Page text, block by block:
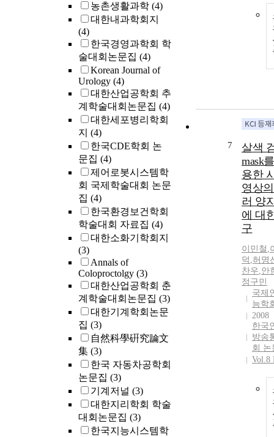
농촌생활과학 (4)
대한내과학회지
(4)
한국경영과학회 학
술대회논문집 (4)
Korean Journal of
Urology (4)
대한산업공학회 추
계학술대회논문집 (4)
대한세포병리학회
지 (4)
한국CDE학회 논
문집 (4)
제어로봇시스템학
회 국제학술대회 논문
집 (4)
한국환경보건학회
학술대회 자료집 (4)
대한소화기학회지
(3)
Annals of
Coloproctolgy (3)
대한산업공학회 춘
계학술대회논문집 (3)
대한기계학회논문
집 (3)
自然科學硏究論文
集 (3)
한국 자동차공학회
논문집 (3)
기계저널 (3)
대한지리학회 학술
대회논문집 (3)
한국지능시스템학
7
살색
mask
용한
영상
러 양
에 대
구
이민철 ,
덕 ,허명
찬우,안
정구민
국제
능학
2008
한국
방송
회 논
Vol.8